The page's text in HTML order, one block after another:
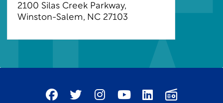
2100 Silas Creek Parkway,
Winston-Salem, NC 27103